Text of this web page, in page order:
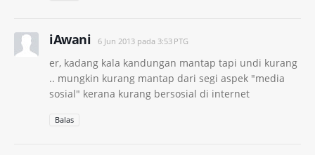
iAwani 6 Jun 2013 pada 3:53 PTG
er, kadang kala kandungan mantap tapi undi kurang
.. mungkin kurang mantap dari segi aspek "media
sosial" kerana kurang bersosial di internet
Balas